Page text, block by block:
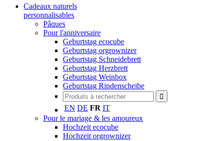
Cadeaux naturels
personnalisables
Pâques
Pour l'anniversaire
Geburtstag ecocube
Geburtstag orgrownizer
Geburtstag Schneidebrett
Geburtstag Herzbrett
Geburtstag Weinbox
Geburtstag Rindenscheibe
EN DE FR IT
Pour le mariage & les amoureux
Hochzeit ecocube
Hochzeit orgrownizer